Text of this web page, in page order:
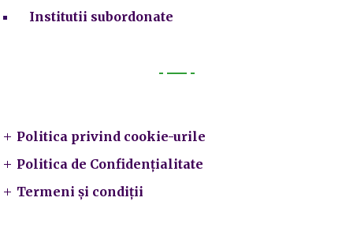
Institutii subordonate
Politica privind cookie-urile
Politica de Confidențialitate
Termeni și condiții